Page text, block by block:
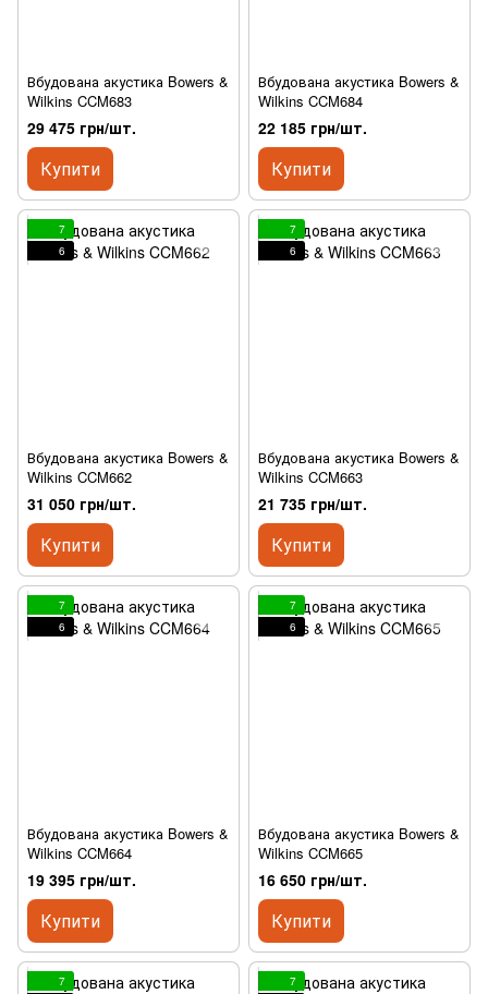
Вбудована акустика Bowers &
Wilkins CCM683
29 475 грн/шт.
Купити
Вбудована акустика Bowers &
Wilkins CCM684
22 185 грн/шт.
Купити
7
6
Вбудована акустика Bowers &
Wilkins CCM662
31 050 грн/шт.
Купити
7
6
Вбудована акустика Bowers &
Wilkins CCM663
21 735 грн/шт.
Купити
7
6
Вбудована акустика Bowers &
Wilkins CCM664
19 395 грн/шт.
Купити
7
6
Вбудована акустика Bowers &
Wilkins CCM665
16 650 грн/шт.
Купити
7
7